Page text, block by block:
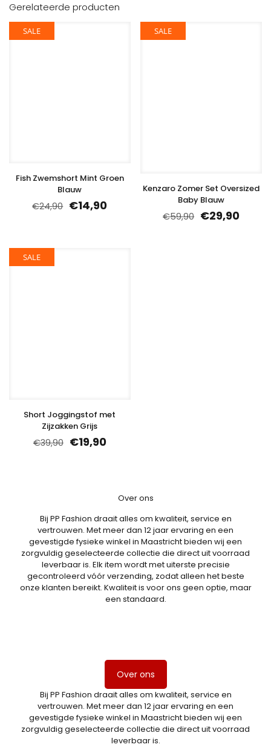
Gerelateerde producten
SALE
Fish Zwemshort Mint Groen
Blauw
€24,90 €14,90
SALE
Kenzaro Zomer Set Oversized
Baby Blauw
€59,90 €29,90
SALE
Short Joggingstof met
Zijzakken Grijs
€39,90 €19,90
Over ons
Bij PP Fashion draait alles om kwaliteit, service en
vertrouwen. Met meer dan 12 jaar ervaring en een
gevestigde fysieke winkel in Maastricht bieden wij een
zorgvuldig geselecteerde collectie die direct uit voorraad
leverbaar is. Elk item wordt met uiterste precisie
gecontroleerd vóór verzending, zodat alleen het beste
onze klanten bereikt. Kwaliteit is voor ons geen optie, maar
een standaard.
Over ons
Bij PP Fashion draait alles om kwaliteit, service en
vertrouwen. Met meer dan 12 jaar ervaring en een
gevestigde fysieke winkel in Maastricht bieden wij een
zorgvuldig geselecteerde collectie die direct uit voorraad
leverbaar is.